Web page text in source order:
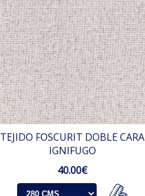
TEJIDO FOSCURIT DOBLE CARA
IGNIFUGO
40.00€